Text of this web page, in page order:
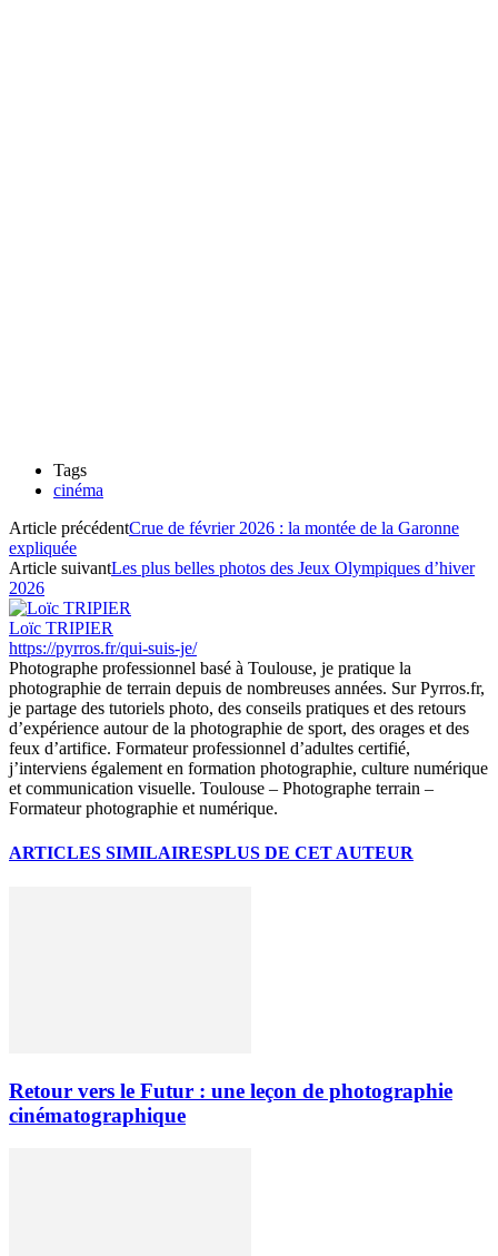
Tags
cinéma
Article précédentCrue de février 2026 : la montée de la Garonne
expliquée
Article suivantLes plus belles photos des Jeux Olympiques d’hiver
2026
Loïc TRIPIER
https://pyrros.fr/qui-suis-je/
Photographe professionnel basé à Toulouse, je pratique la
photographie de terrain depuis de nombreuses années. Sur Pyrros.fr,
je partage des tutoriels photo, des conseils pratiques et des retours
d’expérience autour de la photographie de sport, des orages et des
feux d’artifice. Formateur professionnel d’adultes certifié,
j’interviens également en formation photographie, culture numérique
et communication visuelle. Toulouse – Photographe terrain –
Formateur photographie et numérique.
ARTICLES SIMILAIRESPLUS DE CET AUTEUR
Retour vers le Futur : une leçon de photographie
cinématographique